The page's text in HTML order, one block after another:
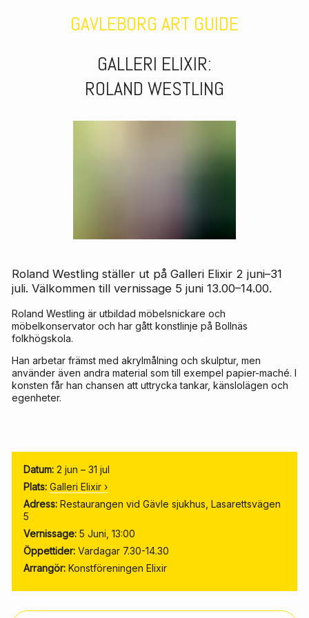
GAVLEBORG ART GUIDE
GALLERI ELIXIR:
ROLAND WESTLING
Roland Westling ställer ut på Galleri Elixir 2 juni–31
juli. Välkommen till vernissage 5 juni 13.00–14.00.
Roland Westling är utbildad möbelsnickare och
möbelkonservator och har gått konstlinje på Bollnäs
folkhögskola.
Han arbetar främst med akrylmålning och skulptur, men
använder även andra material som till exempel papier-maché. I
konsten får han chansen att uttrycka tankar, känslolägen och
egenheter.
Datum: 2 jun – 31 jul
Plats: Galleri Elixir›
Adress: Restaurangen vid Gävle sjukhus, Lasarettsvägen
5
Vernissage: 5 Juni, 13:00
Öppettider: Vardagar 7.30-14.30
Arrangör: Konstföreningen Elixir